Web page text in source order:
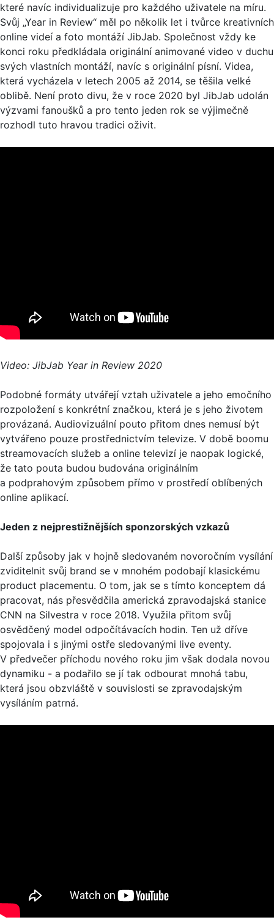
které navíc individualizuje pro každého uživatele na míru.
Svůj „Year in Review“ měl po několik let i tvůrce kreativních
online videí a foto montáží JibJab. Společnost vždy ke
konci roku předkládala originální animované video v duchu
svých vlastních montáží, navíc s originální písní. Videa,
která vycházela v letech 2005 až 2014, se těšila velké
oblibě. Není proto divu, že v roce 2020 byl JibJab udolán
výzvami fanoušků a pro tento jeden rok se výjimečně
rozhodl tuto hravou tradici oživit.
Video: JibJab Year in Review 2020
Podobné formáty utvářejí vztah uživatele a jeho emočního
rozpoložení s konkrétní značkou, která je s jeho životem
provázaná. Audiovizuální pouto přitom dnes nemusí být
vytvářeno pouze prostřednictvím televize. V době boomu
streamovacích služeb a online televizí je naopak logické,
že tato pouta budou budována originálním
a podprahovým způsobem přímo v prostředí oblíbených
online aplikací.
Jeden z nejprestižnějších sponzorských vzkazů
Další způsoby jak v hojně sledovaném novoročním vysílání
zviditelnit svůj brand se v mnohém podobají klasickému
product placementu. O tom, jak se s tímto konceptem dá
pracovat, nás přesvědčila americká zpravodajská stanice
CNN na Silvestra v roce 2018. Využila přitom svůj
osvědčený model odpočítávacích hodin. Ten už dříve
spojovala i s jinými ostře sledovanými live eventy.
V předvečer příchodu nového roku jim však dodala novou
dynamiku - a podařilo se jí tak odbourat mnohá tabu,
která jsou obzvláště v souvislosti se zpravodajským
vysíláním patrná.